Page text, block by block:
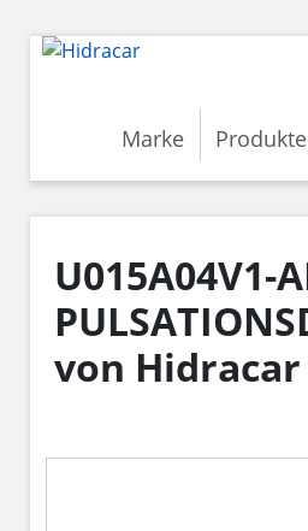
Marke Produkte
U015A04V1-
von Hidracar